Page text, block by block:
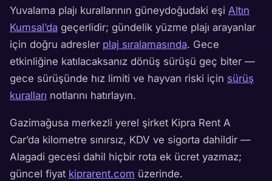
Yuvalama plajı kurallarının güneydoğudaki eşi Altın
Kumsal’da geçerlidir; gündelik yüzme plajı arayanlar
için doğru adresler plaj sıralamasında. Gece
etkinliğine katılacaksanız dönüş sürüşü geç biter —
gece sürüşünde hız limiti ve hayvan riski için sürüş
kuralları notlarını hatırlayın.
Gazimağusa merkezli yerel şirket Kipra Rent A
Car’da kilometre sınırsız, KDV ve sigorta dahildir —
Alagadi gecesi dahil hiçbir rota ek ücret yazmaz;
güncel fiyat kiprarent.com üzerinde.